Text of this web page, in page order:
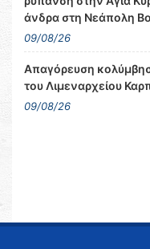
άνδρα στη Νεάπολη
09/08/26
Απαγόρευση
του Λιμεναρχείου
09/08/26